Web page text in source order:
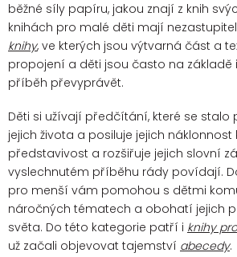
běžné síly papíru, jakou znají z knih
knihách pro malé děti mají
knihy, ve kterých jsou výtvarná část a
propojení a děti jsou často na
příběh převyprávět.
Děti si užívají předčítání, které se
jejich života a posiluje jejich náklonnost
představivost a rozšiřuje jejich slovní
vyslechnutém příběhu rády povídají.
pro menší vám pomohou s dětmi
náročných tématech a obohatí jejich
světa. Do této kategorie patří i knihy
už začali objevovat tajemství abecedy.